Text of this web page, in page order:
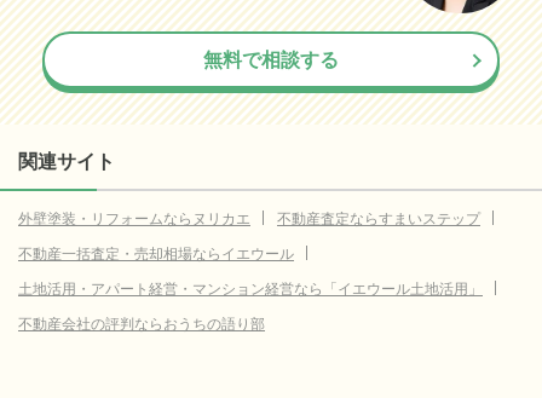
無料で相談する
関連サイト
外壁塗装・リフォームならヌリカエ
不動産査定ならすまいステップ
不動産一括査定・売却相場ならイエウール
土地活用・アパート経営・マンション経営なら「イエウール土地活用」
不動産会社の評判ならおうちの語り部